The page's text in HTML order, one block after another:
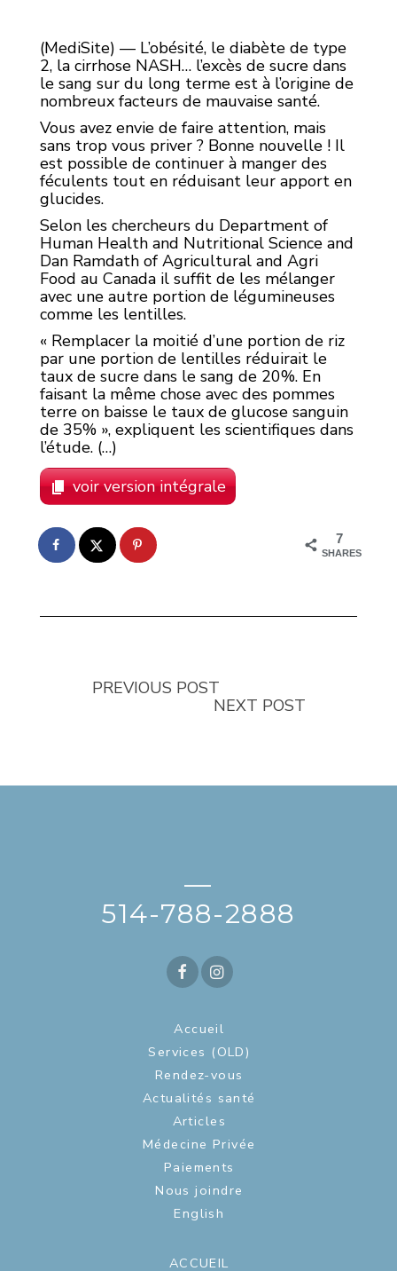
(MediSite) — L’obésité, le diabète de type
2, la cirrhose NASH… l’excès de sucre dans
le sang sur du long terme est à l’origine de
nombreux facteurs de mauvaise santé.
Vous avez envie de faire attention, mais
sans trop vous priver ? Bonne nouvelle ! Il
est possible de continuer à manger des
féculents tout en réduisant leur apport en
glucides.
Selon les chercheurs du Department of
Human Health and Nutritional Science and
Dan Ramdath of Agricultural and Agri
Food au Canada il suffit de les mélanger
avec une autre portion de légumineuses
comme les lentilles.
« Remplacer la moitié d’une portion de riz
par une portion de lentilles réduirait le
taux de sucre dans le sang de 20%. En
faisant la même chose avec des pommes
terre on baisse le taux de glucose sanguin
de 35% », expliquent les scientifiques dans
l’étude. (…)
voir version intégrale
7
SHARES
PREVIOUS POST
NEXT POST
—
514-788-2888
Accueil
Services (OLD)
Rendez-vous
Actualités santé
Articles
Médecine Privée
Paiements
Nous joindre
English
ACCUEIL